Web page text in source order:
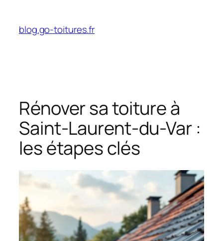
contenu
blog.go-toitures.fr
Rénover sa toiture à
Saint-Laurent-du-Var :
les étapes clés